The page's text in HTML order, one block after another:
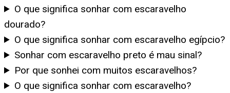
O que significa sonhar com escaravelho
dourado?
O que significa sonhar com escaravelho egípcio?
Sonhar com escaravelho preto é mau sinal?
Por que sonhei com muitos escaravelhos?
O que significa sonhar com escaravelho?